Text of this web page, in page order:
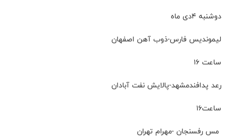
دوشنبه ۴دی ماه
لیموندیس فارس-ذوب آهن اصفهان
ساعت ۱۶
رعد پدافندمشهد-پالایش نفت آبادان
ساعت۱۶
مس رفسنجان -مهرام تهران